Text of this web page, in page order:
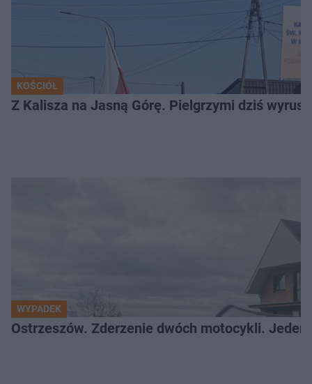
KOŚCIÓŁ
Z Kalisza na Jasną Górę. Pielgrzymi dziś
WYPADEK
Ostrzeszów. Zderzenie dwóch motocykli.